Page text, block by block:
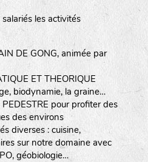
les activités
DE GONG, animée par
ET THEORIQUE
biodynamie, la graine…
pour profiter des
des environs
diverses : cuisine,
sur notre domaine avec
géobiologie…